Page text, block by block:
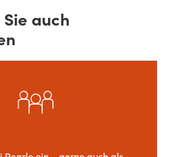
auch